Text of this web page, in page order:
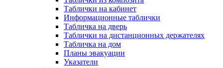
Таблички на кабинет
Информационные таблички
Табличка на дверь
Таблички на дистанционных держателях
Табличка на дом
Планы эвакуации
Указатели